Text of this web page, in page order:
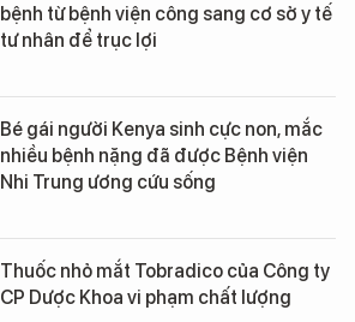
bệnh từ bệnh viện công sang cơ sở y tế
tư nhân để trục lợi
Bé gái người Kenya sinh cực non, mắc
nhiều bệnh nặng đã được Bệnh viện
Nhi Trung ương cứu sống
Thuốc nhỏ mắt Tobradico của Công ty
CP Dược Khoa vi phạm chất lượng